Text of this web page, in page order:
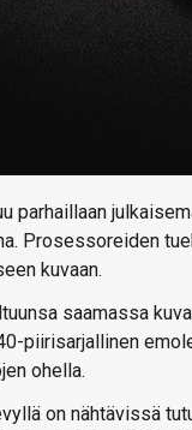
parhaillaan
Prosessoreiden
kuvaan.
saamassa
piirisarjallinen
ohella.
on nähtävissä